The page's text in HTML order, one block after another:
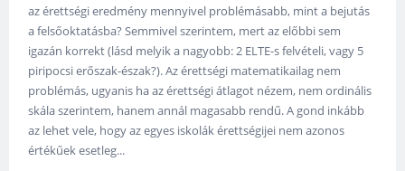
az érettségi eredmény mennyivel problémásabb, mint a bejutás
a felsőoktatásba? Semmivel szerintem, mert az előbbi sem
igazán korrekt (lásd melyik a nagyobb: 2 ELTE-s felvételi, vagy 5
piripocsi erőszak-észak?). Az érettségi matematikailag nem
problémás, ugyanis ha az érettségi átlagot nézem, nem ordinális
skála szerintem, hanem annál magasabb rendű. A gond inkább
az lehet vele, hogy az egyes iskolák érettségijei nem azonos
értékűek esetleg...